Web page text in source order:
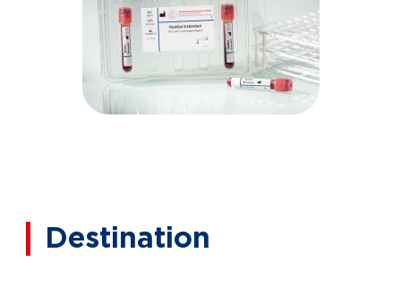
Destination